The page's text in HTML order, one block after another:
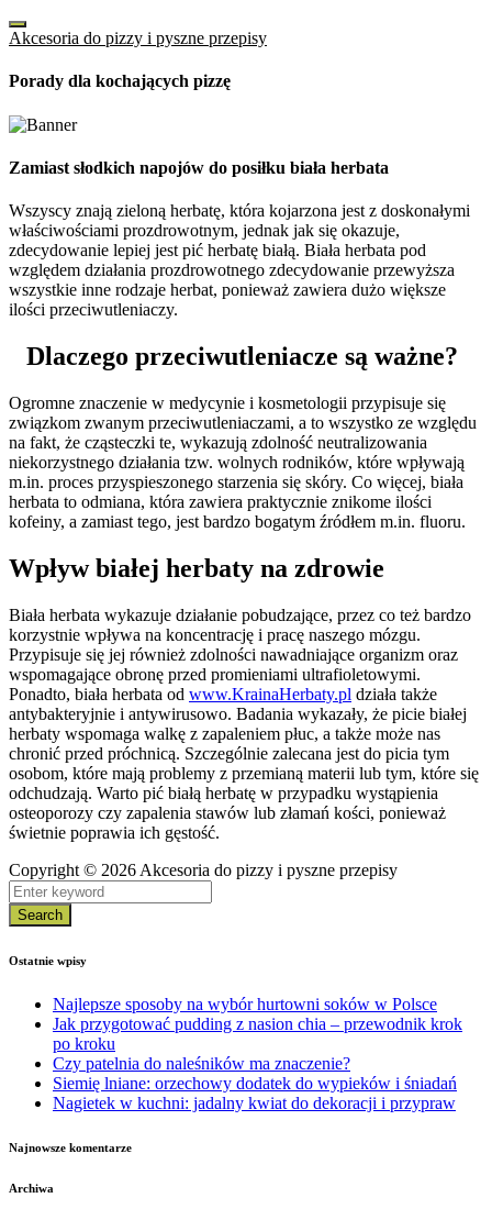
Akcesoria do pizzy i pyszne przepisy
Porady dla kochających pizzę
Zamiast słodkich napojów do posiłku biała herbata
Wszyscy znają zieloną herbatę, która kojarzona jest z doskonałymi
właściwościami prozdrowotnym, jednak jak się okazuje,
zdecydowanie lepiej jest pić herbatę białą. Biała herbata pod
względem działania prozdrowotnego zdecydowanie przewyższa
wszystkie inne rodzaje herbat, ponieważ zawiera dużo większe
ilości przeciwutleniaczy.
Dlaczego przeciwutleniacze są ważne?
Ogromne znaczenie w medycynie i kosmetologii przypisuje się
związkom zwanym przeciwutleniaczami, a to wszystko ze względu
na fakt, że cząsteczki te, wykazują zdolność neutralizowania
niekorzystnego działania tzw. wolnych rodników, które wpływają
m.in. proces przyspieszonego starzenia się skóry. Co więcej, biała
herbata to odmiana, która zawiera praktycznie znikome ilości
kofeiny, a zamiast tego, jest bardzo bogatym źródłem m.in. fluoru.
Wpływ białej herbaty na zdrowie
Biała herbata wykazuje działanie pobudzające, przez co też bardzo
korzystnie wpływa na koncentrację i pracę naszego mózgu.
Przypisuje się jej również zdolności nawadniające organizm oraz
wspomagające obronę przed promieniami ultrafioletowymi.
Ponadto, biała herbata od www.KrainaHerbaty.pl działa także
antybakteryjnie i antywirusowo. Badania wykazały, że picie białej
herbaty wspomaga walkę z zapaleniem płuc, a także może nas
chronić przed próchnicą. Szczególnie zalecana jest do picia tym
osobom, które mają problemy z przemianą materii lub tym, które się
odchudzają. Warto pić białą herbatę w przypadku wystąpienia
osteoporozy czy zapalenia stawów lub złamań kości, ponieważ
świetnie poprawia ich gęstość.
Copyright © 2026 Akcesoria do pizzy i pyszne przepisy
Search
Ostatnie wpisy
Najlepsze sposoby na wybór hurtowni soków w Polsce
Jak przygotować pudding z nasion chia – przewodnik krok
po kroku
Czy patelnia do naleśników ma znaczenie?
Siemię lniane: orzechowy dodatek do wypieków i śniadań
Nagietek w kuchni: jadalny kwiat do dekoracji i przypraw
Najnowsze komentarze
Archiwa